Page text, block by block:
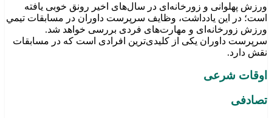
ورزش پهلوانی و زورخانه‌ای در سال‌های اخیر رونق خوبی یافته
است؛ در این یادداشت، وظایف سرپرست داوران در مسابقات تیمي
ورزش زورخانه‌ای و مهارت‌های فردی بررسی خواهد شد.
سرپرست داوران یکی از کلیدی‌ترین افرادی است که در مسابقات
نقش دارد.
اوقات شرعی
تصادفی